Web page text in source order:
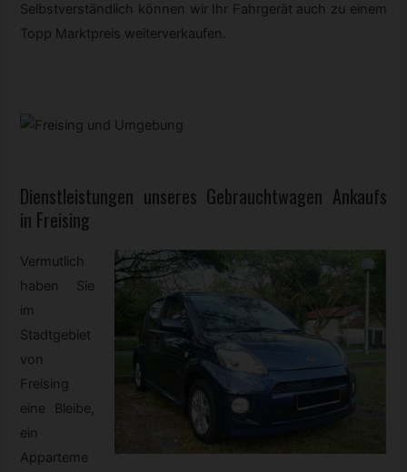
Selbstverständlich können wir Ihr Fahrgerät auch zu einem
Topp Marktpreis weiterverkaufen.
Dienstleistungen unseres Gebrauchtwagen Ankaufs
in Freising
Vermutlich
haben Sie
im
Stadtgebiet
von
Freising
eine Bleibe,
ein
Apparteme